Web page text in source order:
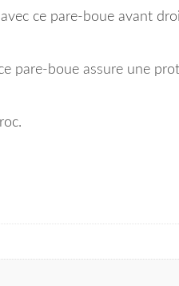
ce pare-boue avant
pare-boue assure une